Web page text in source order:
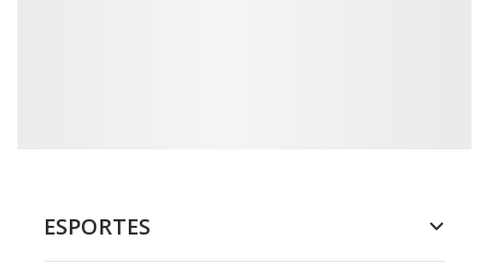
ESPORTES